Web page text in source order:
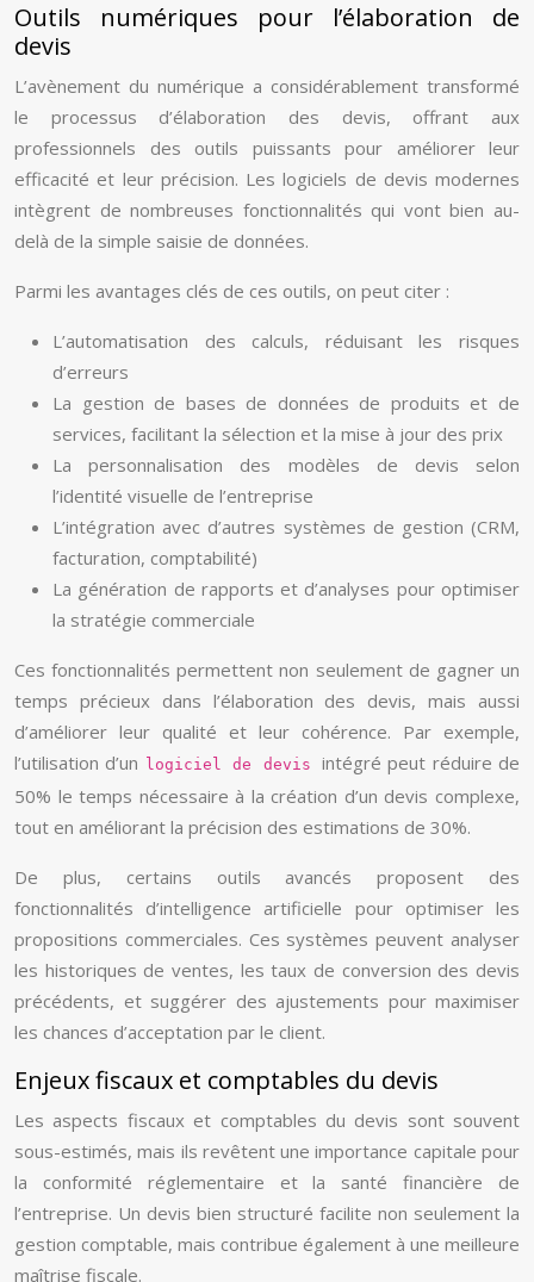
Outils numériques pour l’élaboration de
devis
L’avènement du numérique a considérablement transformé
le processus d’élaboration des devis, offrant aux
professionnels des outils puissants pour améliorer leur
efficacité et leur précision. Les logiciels de devis modernes
intègrent de nombreuses fonctionnalités qui vont bien au-
delà de la simple saisie de données.
Parmi les avantages clés de ces outils, on peut citer :
L’automatisation des calculs, réduisant les risques
d’erreurs
La gestion de bases de données de produits et de
services, facilitant la sélection et la mise à jour des prix
La personnalisation des modèles de devis selon
l’identité visuelle de l’entreprise
L’intégration avec d’autres systèmes de gestion (CRM,
facturation, comptabilité)
La génération de rapports et d’analyses pour optimiser
la stratégie commerciale
Ces fonctionnalités permettent non seulement de gagner un
temps précieux dans l’élaboration des devis, mais aussi
d’améliorer leur qualité et leur cohérence. Par exemple,
l’utilisation d’un
logiciel de devis intégré peut réduire de
50% le temps nécessaire à la création d’un devis complexe,
tout en améliorant la précision des estimations de 30%.
De plus, certains outils avancés proposent des
fonctionnalités d’intelligence artificielle pour optimiser les
propositions commerciales. Ces systèmes peuvent analyser
les historiques de ventes, les taux de conversion des devis
précédents, et suggérer des ajustements pour maximiser
les chances d’acceptation par le client.
Enjeux fiscaux et comptables du devis
Les aspects fiscaux et comptables du devis sont souvent
sous-estimés, mais ils revêtent une importance capitale pour
la conformité réglementaire et la santé financière de
l’entreprise. Un devis bien structuré facilite non seulement la
gestion comptable, mais contribue également à une meilleure
maîtrise fiscale.